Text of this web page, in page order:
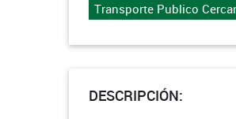
Transporte Publico
DESCRIPCIÓN: